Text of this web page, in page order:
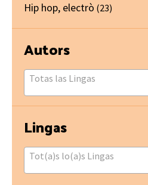
Hip hop, electrò (23)
Autors
Totas las Lingas
Lingas
Tot(a)s lo(a)s Lingas